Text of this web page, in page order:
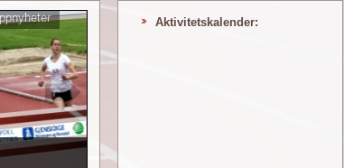
Aktivitetskalender: